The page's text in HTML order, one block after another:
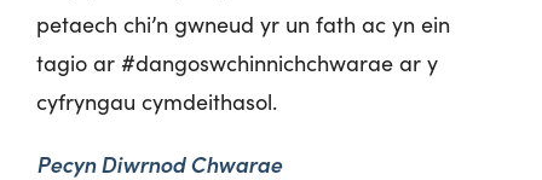
petaech chi’n gwneud yr un fath ac yn ein
tagio ar #dangoswchinnichchwarae ar y
cyfryngau cymdeithasol.
Pecyn Diwrnod Chwarae